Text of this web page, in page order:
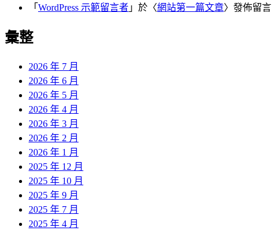
「 WordPress 示範留言者 」於〈網站第一篇文章〉發佈留言
彙整
2026 年 7 月
2026 年 6 月
2026 年 5 月
2026 年 4 月
2026 年 3 月
2026 年 2 月
2026 年 1 月
2025 年 12 月
2025 年 10 月
2025 年 9 月
2025 年 7 月
2025 年 4 月